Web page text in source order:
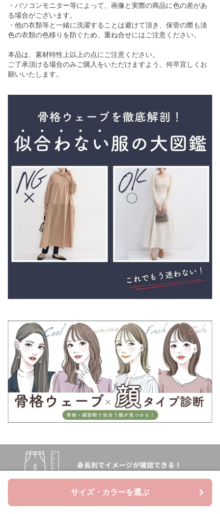
サイズ・カラーを選ぶ
・パソコンモニター等によって、画像と実際の商品に色の差があ
る場合がございます。
・他の衣類等と一緒に洗濯することは避けて頂き、保管の際も淡
色の衣類の色移りを防ぐため、重ね合せにはご注意ください。
本品は、素材特性上以上の点にご注意ください。
ご了承頂ける場合のみご購入をいただけますよう、何卒宜しくお
願いいたします。